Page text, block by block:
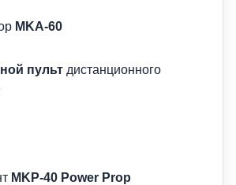
MKA-60
пульт дистанционного
MKP-40 Power Prop